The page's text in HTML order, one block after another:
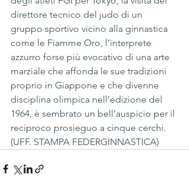
direttore tecnico del judo di un
gruppo sportivo vicino alla ginnastica
come le Fiamme Oro, l’interprete
azzurro forse più evocativo di una arte
marziale che affonda le sue tradizioni
proprio in Giappone e che divenne
disciplina olimpica nell’edizione del
1964, è sembrato un bell’auspicio per il
reciproco prosieguo a cinque cerchi.
(UFF. STAMPA FEDERGINNASTICA)